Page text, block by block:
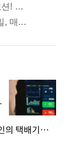
· 엘베 문 열리자 지팡이 '퍽'…노인의 택배기사 폭행 이유